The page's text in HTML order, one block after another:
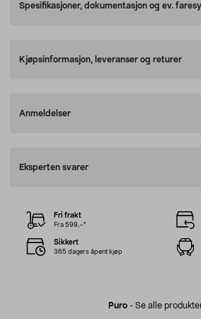
Spesifikasjoner, dokumentasjon og ev.
Kjøpsinformasjon, leveranser og returer
Anmeldelser
Eksperten svarer
Puro- Se alle
Fri frakt
Fra 599,–*
Sikkert
365 dagers åpent kjøp